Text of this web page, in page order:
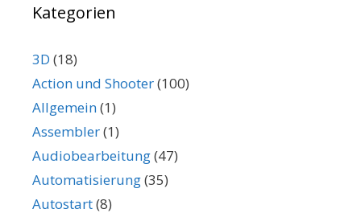
Kategorien
3D (18)
Action und Shooter(100)
Allgemein(1)
Assembler(1)
Audiobearbeitung(47)
Automatisierung(35)
Autostart(8)